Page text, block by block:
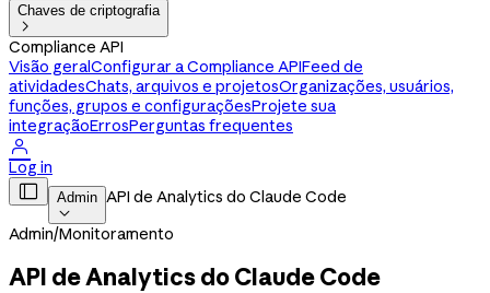
Chaves de criptografia

Compliance API
Visão geralConfigurar a Compliance APIFeed de
atividadesChats, arquivos e projetosOrganizações, usuários,
funções, grupos e configuraçõesProjete sua
integraçãoErrosPerguntas frequentes

Log in
 Admin

API de Analytics do Claude Code
Admin/Monitoramento
API de Analytics do Claude Code